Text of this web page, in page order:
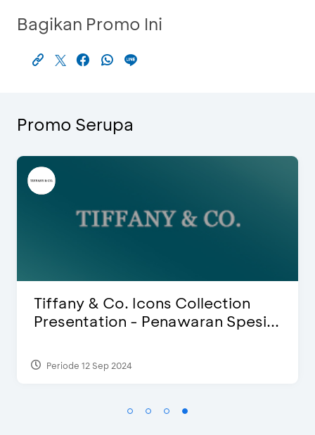
Bagikan Promo Ini
Promo Serupa
Blink Beauty Clinic - Diskon 25% &
Special Bonus
Periode 27 Mar 2025 - 31 Agt 2026